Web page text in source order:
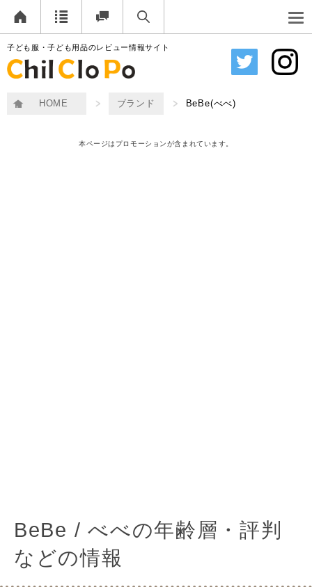
子ども服・子ども用品のレビュー情報サイト
HOME ブランド BeBe(べべ)
本ページはプロモーションが含まれています。
BeBe / べべの年齢層・評判
などの情報